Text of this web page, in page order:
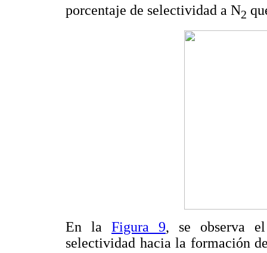
porcentaje de selectividad a N2
En la Figura 9, se observa
selectividad hacia la formación